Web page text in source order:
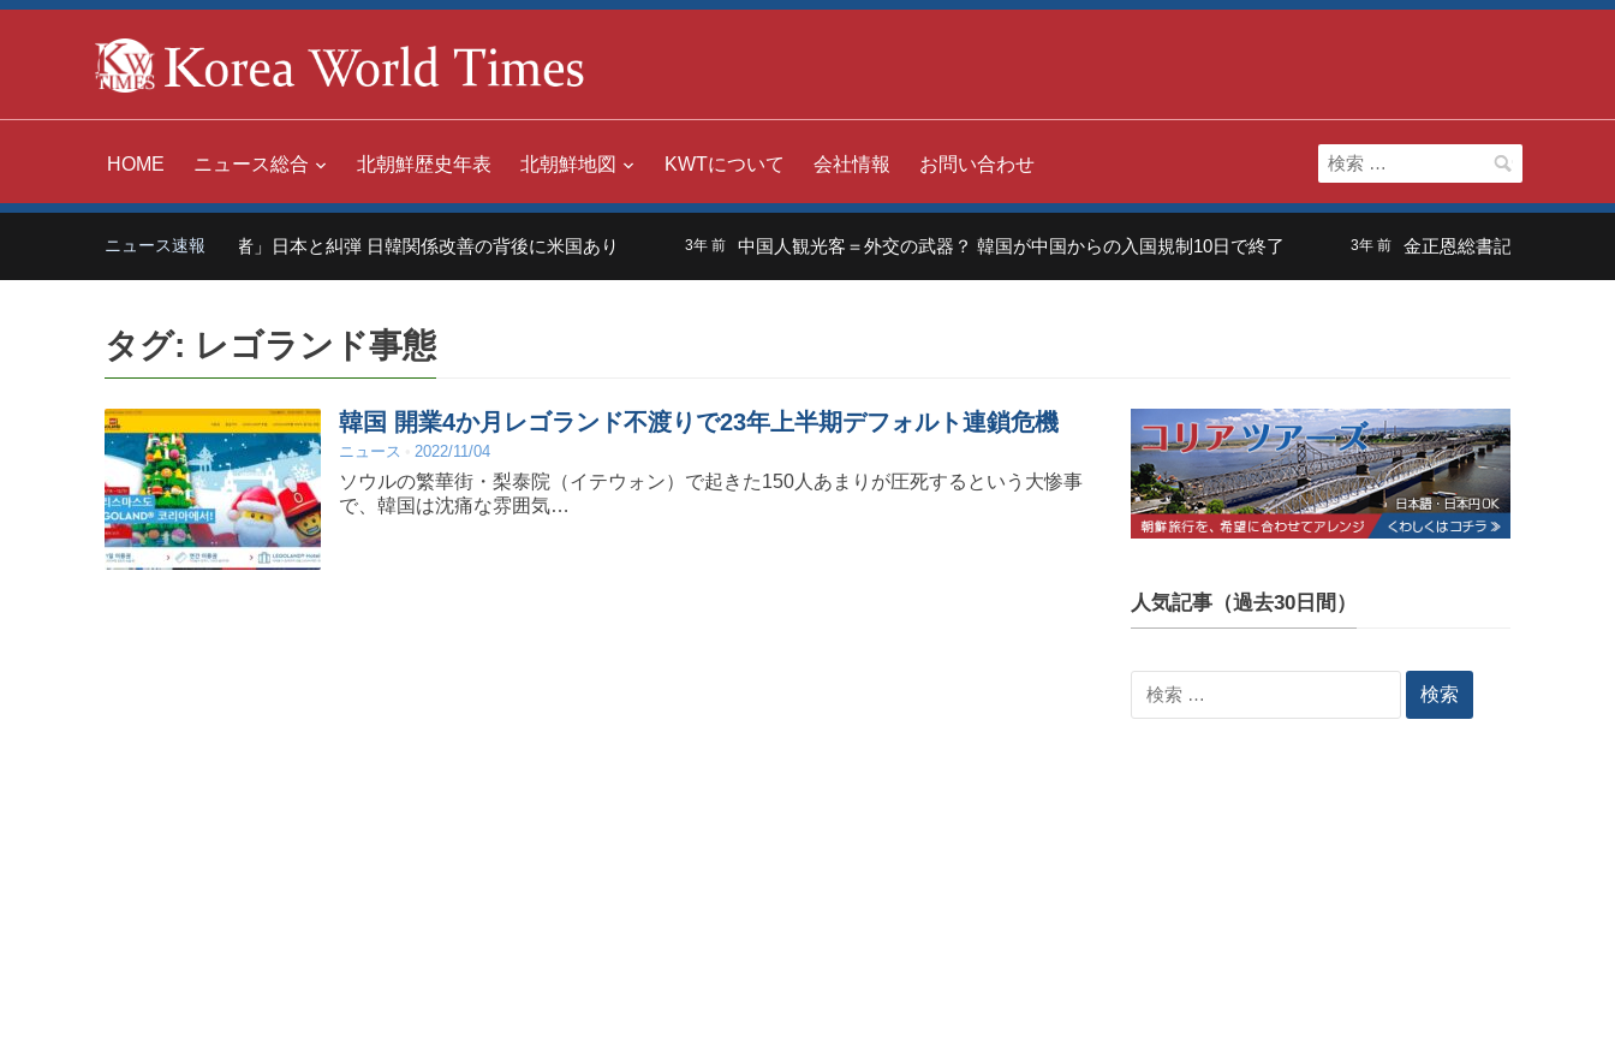
HOME ニュース総合 北朝鮮歴史年表 北朝鮮地図 KWTについて 会社情報 お問い合わせ
検
索:
ニュース速報
中国「世界の嫌われ者」日本と糾弾 日韓関係改善の背後に米国あり 3年 前 中国人観光客＝外交の武器？ 韓国が中国からの入国規制10日で終了 3年 前 金正恩総書記の長男は「虚
タグ: レゴランド事態
韓国 開業4か月レゴランド不渡りで23年上半期デフォルト連鎖危機
ニュース 2022/11/04
ソウルの繁華街・梨泰院（イテウォン）で起きた150人あまりが圧死するという大惨事
で、韓国は沈痛な雰囲気…
人気記事（過去30日間）
検